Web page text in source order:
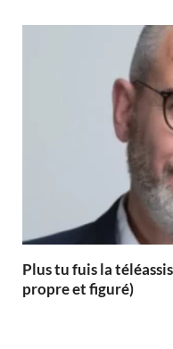
Plus tu fuis la
propre et figuré)